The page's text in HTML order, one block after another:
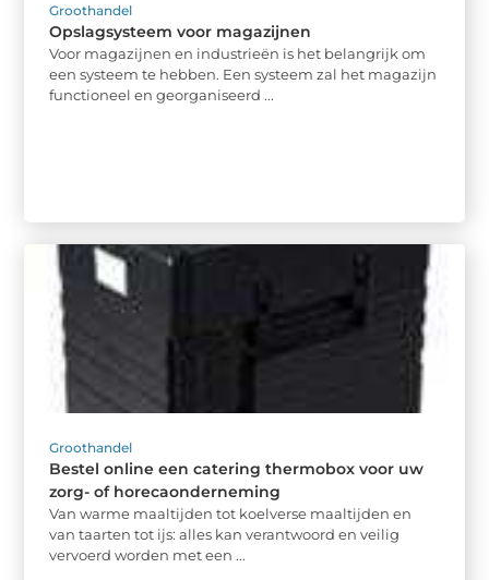
Groothandel
Opslagsysteem voor magazijnen
Voor magazijnen en industrieën is het belangrijk om
een systeem te hebben. Een systeem zal het magazijn
functioneel en georganiseerd ...
Groothandel
Bestel online een catering thermobox voor uw
zorg- of horecaonderneming
Van warme maaltijden tot koelverse maaltijden en
van taarten tot ijs: alles kan verantwoord en veilig
vervoerd worden met een ...